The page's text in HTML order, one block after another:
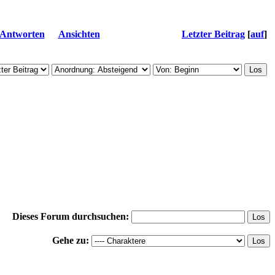
Ansichten Letzter Beitrag [auf]
Dieses Forum durchsuchen:
Gehe zu: